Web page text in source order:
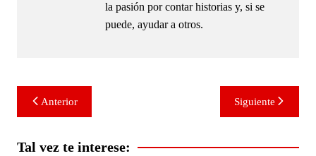
la pasión por contar historias y, si se
puede, ayudar a otros.
Navegación
de
entradas
Anterior Siguiente
Tal vez te interese: